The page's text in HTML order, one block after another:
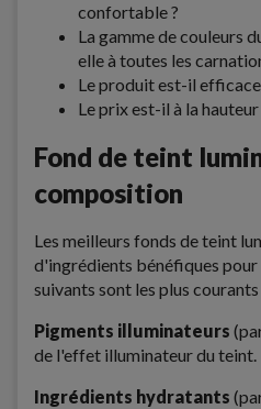
confortable ?
La gamme de couleurs
elle à toutes les
Le produit est-il efficace
Le prix est-il à la
Fond de teint
composition
Les meilleurs fonds de teint
d'ingrédients bénéfiques pour
suivants sont les plus
Pigments illuminateurs
de l'effet illuminateur du teint.
Ingrédients hydratants